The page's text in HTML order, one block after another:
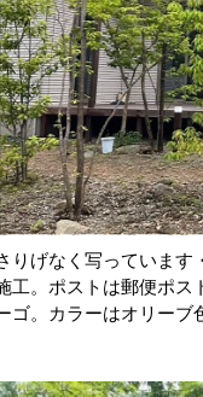
りげなく写っています
工。ポストは郵便ポス
ゴ。カラーはオリーブ